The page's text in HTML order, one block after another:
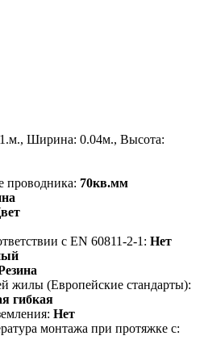
Ширина: 0.04м., Высота:
проводника: 70кв.мм
с EN 60811-2-1: Нет
жилы (Европейские стандарты):
гибкая
Нет
монтажа при протяжке с: